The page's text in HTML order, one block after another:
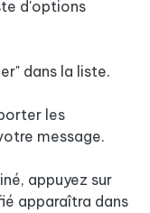
d'options
dans la liste.
les
message.
appuyez sur
apparaîtra dans